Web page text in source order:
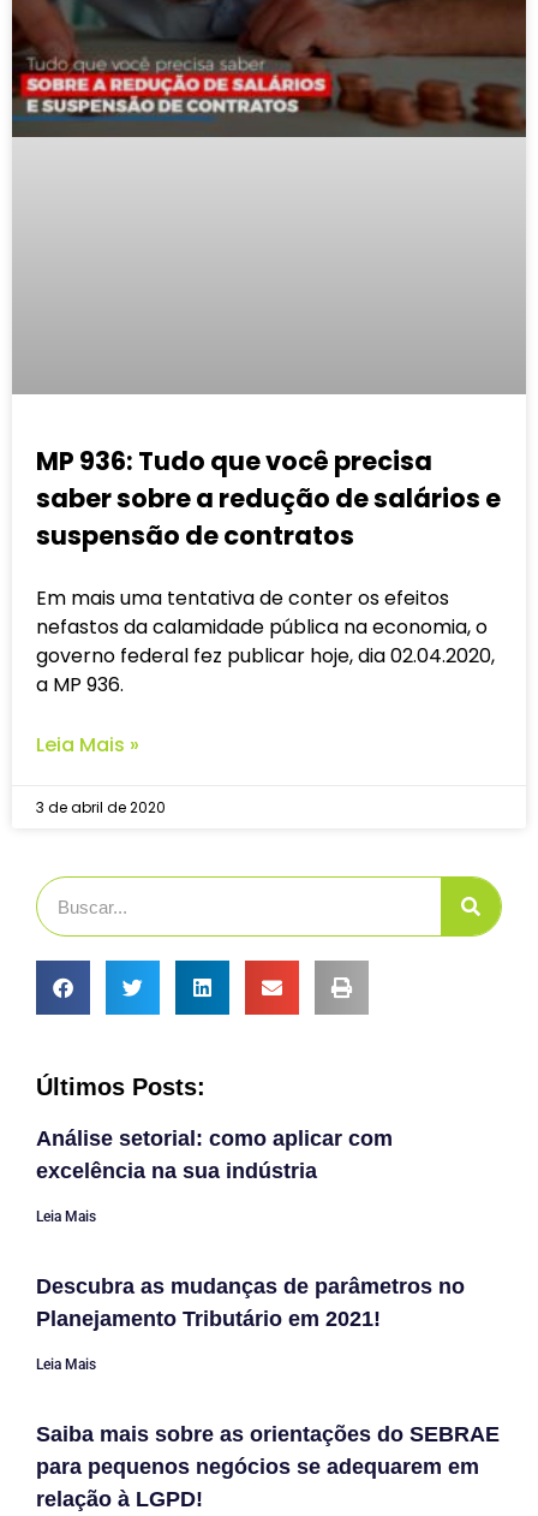
MP 936: Tudo que você precisa
saber sobre a redução de salários e
suspensão de contratos
Em mais uma tentativa de conter os efeitos
nefastos da calamidade pública na economia, o
governo federal fez publicar hoje, dia 02.04.2020,
a MP 936.
Leia Mais »
3 de abril de 2020
Últimos Posts:
Análise setorial: como aplicar com
excelência na sua indústria
Leia Mais
Descubra as mudanças de parâmetros no
Planejamento Tributário em 2021!
Leia Mais
Saiba mais sobre as orientações do SEBRAE
para pequenos negócios se adequarem em
relação à LGPD!